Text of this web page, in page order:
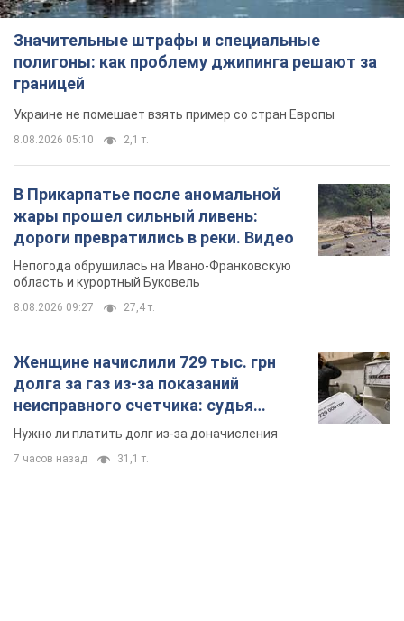
Значительные штрафы и специальные
полигоны: как проблему джипинга решают за
границей
Украине не помешает взять пример со стран Европы
8.08.2026 05:10 2,1 т.
В Прикарпатье после аномальной
жары прошел сильный ливень:
дороги превратились в реки. Видео
Непогода обрушилась на Ивано-Франковскую
область и курортный Буковель
8.08.2026 09:27 27,4 т.
Женщине начислили 729 тыс. грн
долга за газ из-за показаний
неисправного счетчика: судья
вынес неожиданное решение
Нужно ли платить долг из-за доначисления
7 часов назад 31,1 т.